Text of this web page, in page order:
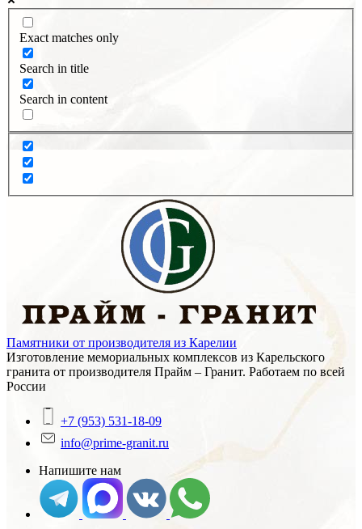
Exact matches only
Search in title
Search in content
Памятники от производителя из Карелии
Изготовление мемориальных комплексов из Карельского
гранита от производителя Прайм – Гранит. Работаем по всей
России
+7 (953) 531-18-09
info@prime-granit.ru
Напишите нам